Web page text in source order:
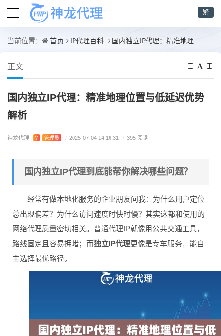
繁
当前位置： 首页 IP代理百科 国内独立IP代理：精准地理位置与低延迟优势解析
正文
国内独立IP代理：精准地理位置与低延迟优势
解析
神龙代理 V 管理员 / 2025-07-04 14:16:31 / 395 阅读
国内独立IP代理到底能帮你解决哪些问题？
经常有做本地化服务的企业朋友问我：为什么用户定位
总出现偏差？为什么访问速度时快时慢？其实这都和使用的
网络代理质量密切相关。普通代理IP就像用公共交通工具，
路线固定且容易拥堵；而独立IP代理更像是专车服务，能自
主选择最优路径。